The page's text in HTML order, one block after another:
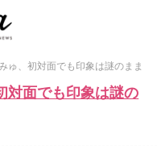
ゅ、初対面でも印象は謎のまま
対面でも印象は謎の